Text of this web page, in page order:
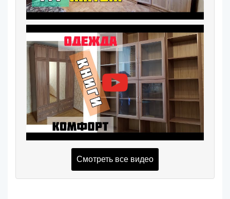
Смотреть все видео